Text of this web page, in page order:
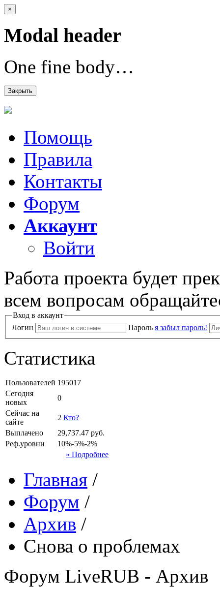
×
Modal header
One fine body…
Закрыть
Помощь
Правила
Контакты
Форум
Аккаунт
Войти
Работа проекта будет
всем вопросам
Вход в аккаунт
Логин
Пароль я забыл пароль!
Статистика
Пользователей 195017
Сегодня
новых
0
Сейчас на
сайте
2 Кто?
Выплачено
29,737.47 руб.
Реф.уровни
10%-5%-2%
» Подробнее
Главная /
Форум /
Архив /
Снова о проблемах
Форум LiveRUB - Архив